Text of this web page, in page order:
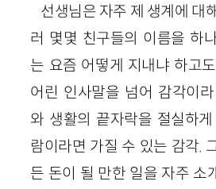
선생님은 자주 제 생계에 대
러 몇몇 친구들의 이름을 하
는 요즘 어떻게 지내냐 하고
어린 인사말을 넘어 감각이
와 생활의 끝자락을 절실하
람이라면 가질 수 있는 감각.
든 돈이 될 만한 일을 자주 소